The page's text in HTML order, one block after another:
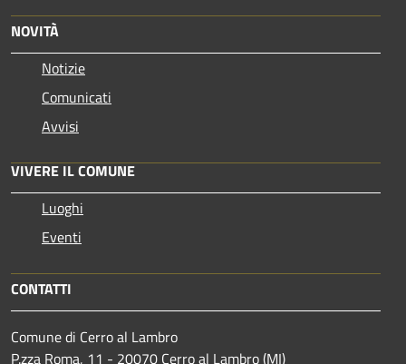
NOVITÀ
Notizie
Comunicati
Avvisi
VIVERE IL COMUNE
Luoghi
Eventi
CONTATTI
Comune di Cerro al Lambro
P.zza Roma, 11 - 20070 Cerro al Lambro (MI)